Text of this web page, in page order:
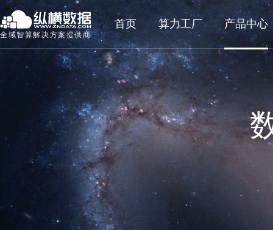
全域智算解决方案提供商
首页 算力工厂 产品中心